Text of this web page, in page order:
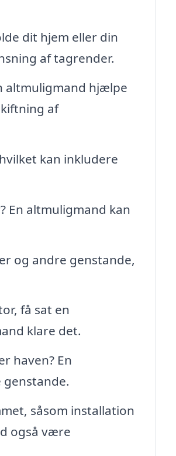
dit hjem eller din
af tagrender.
altmuligmand hjælpe
af
kan inkludere
En altmuligmand kan
og andre genstande,
få sat en
klare det.
haven? En
såsom installation
også være